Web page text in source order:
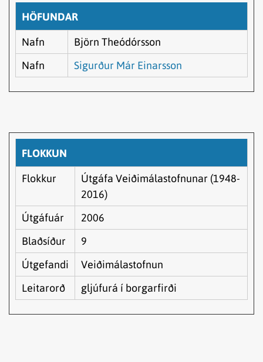
HÖFUNDAR
Nafn
Björn Theódórsson
Nafn
Sigurður Már Einarsson
FLOKKUN
Flokkur
Útgáfa Veiðimálastofnunar (1948-
2016)
Útgáfuár
2006
Blaðsíður
9
Útgefandi
Veiðimálastofnun
Leitarorð
gljúfurá í borgarfirði